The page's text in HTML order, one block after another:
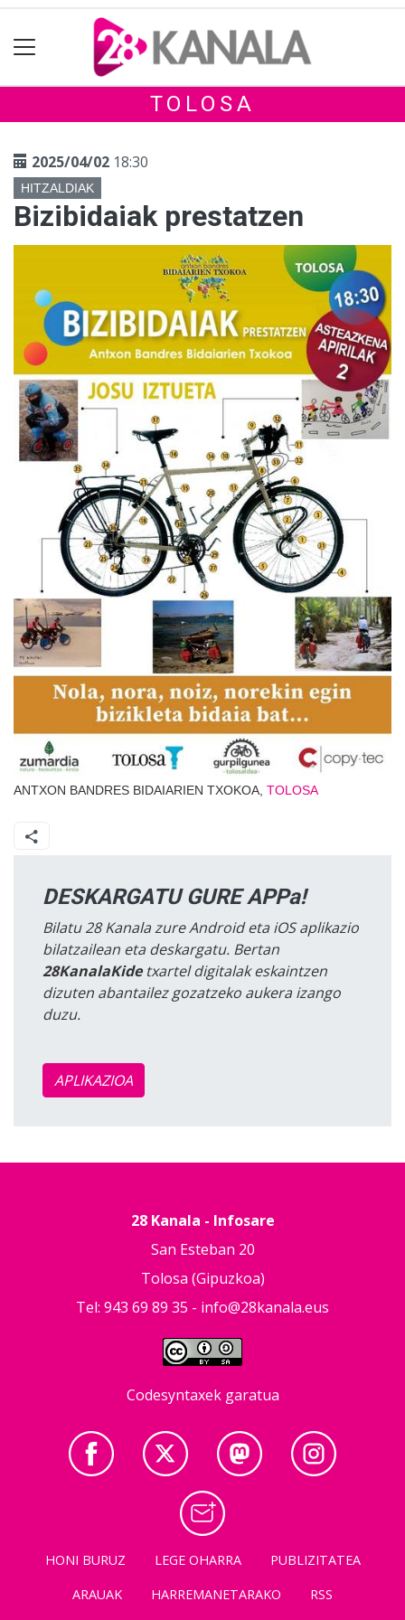
TOLOSA
2025/04/02 18:30
HITZALDIAK
Bizibidaiak prestatzen
ANTXON BANDRES BIDAIARIEN TXOKOA, TOLOSA
DESKARGATU GURE APPa!
Bilatu 28 Kanala zure Android eta iOS aplikazio
bilatzailean eta deskargatu. Bertan
28KanalaKidetxartel digitalak eskaintzen
dizuten abantailez gozatzeko aukera izango
duzu.
APLIKAZIOA
28 Kanala - Infosare
San Esteban 20
Tolosa (Gipuzkoa)
Tel: 943 69 89 35 - info@28kanala.eus
Codesyntaxek garatua
HONI BURUZ LEGE OHARRA
PUBLIZITATEA
ARAUAK
HARREMANETARAKO RSS